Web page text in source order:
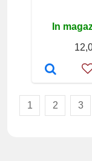
In
1 2 3